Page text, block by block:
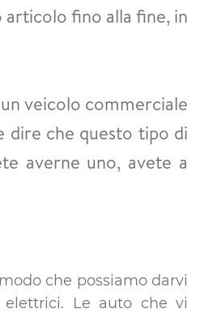
fino alla fine, in
veicolo commerciale
dire che questo tipo di
averne uno, avete a
che possiamo darvi
elettrici. Le auto che vi